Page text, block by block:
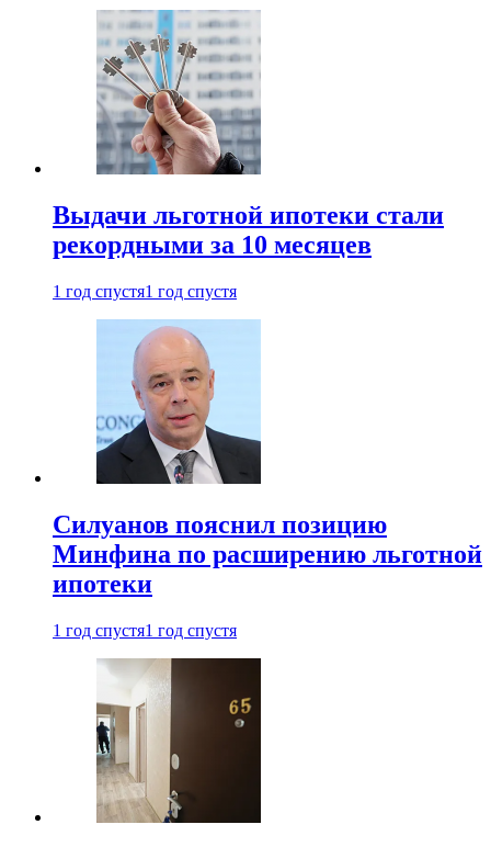
Выдачи льготной ипотеки стали
рекордными за 10 месяцев
1 год спустя1 год спустя
Силуанов пояснил позицию
Минфина по расширению льготной
ипотеки
1 год спустя1 год спустя